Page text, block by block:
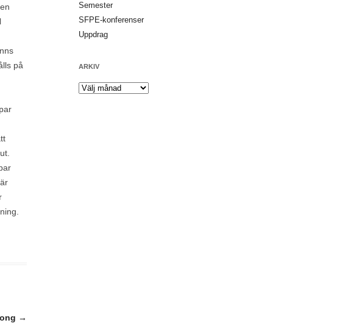
på
→
Semester
SFPE-konferenser
Uppdrag
ARKIV
Arkiv